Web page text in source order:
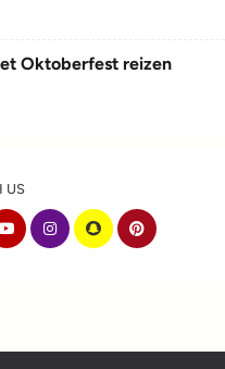
Oktoberfest reizen
US